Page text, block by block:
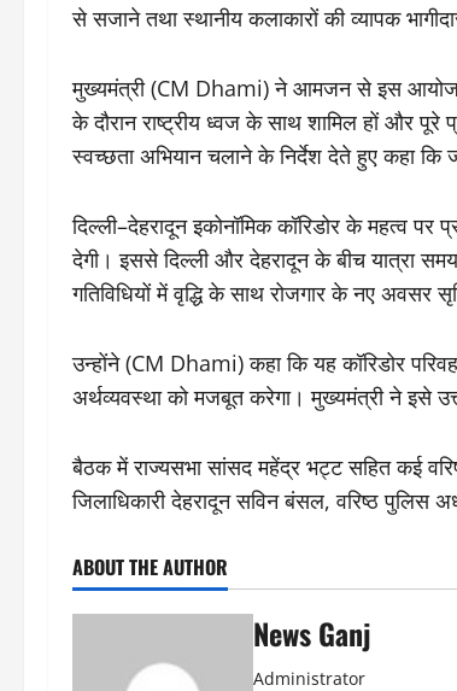
से सजाने तथा स्थानीय कलाकारों की व्यापक
मुख्यमंत्री (CM Dhami) ने आमजन से इस आयोजन
के दौरान राष्ट्रीय ध्वज के साथ शामिल हों और
स्वच्छता अभियान चलाने के निर्देश देते हुए कहा
दिल्ली–देहरादून इकोनॉमिक कॉरिडोर के महत्व
देगी। इससे दिल्ली और देहरादून के बीच यात्रा
गतिविधियों में वृद्धि के साथ रोजगार के नए अवसर
उन्होंने (CM Dhami) कहा कि यह कॉरिडोर
अर्थव्यवस्था को मजबूत करेगा। मुख्यमंत्री ने इसे
बैठक में राज्यसभा सांसद महेंद्र भट्ट सहित कई
जिलाधिकारी देहरादून सविन बंसल, वरिष्ठ पुलिस
ABOUT THE AUTHOR
News Ganj
Administrator